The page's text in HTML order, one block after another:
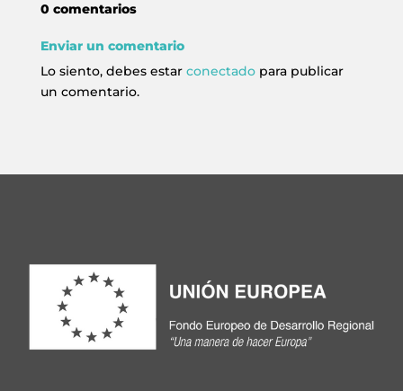
0 comentarios
Enviar un comentario
Lo siento, debes estar conectadopara publicar
un comentario.